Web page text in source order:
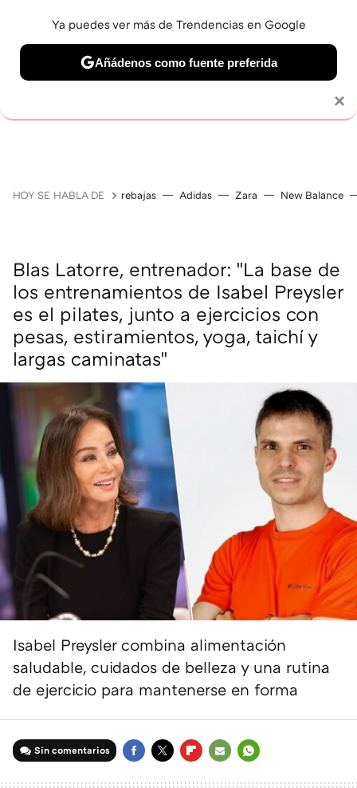
HOY SE HABLA DE rebajas Adidas Zara New Balance
Blas Latorre, entrenador: "La base de
los entrenamientos de Isabel Preysler
es el pilates, junto a ejercicios con
pesas, estiramientos, yoga, taichí y
largas caminatas"
Isabel Preysler combina alimentación
saludable, cuidados de belleza y una rutina
de ejercicio para mantenerse en forma
Sin comentarios
×
Ya puedes ver más de Trendencias en Google
Añádenos como fuente preferida